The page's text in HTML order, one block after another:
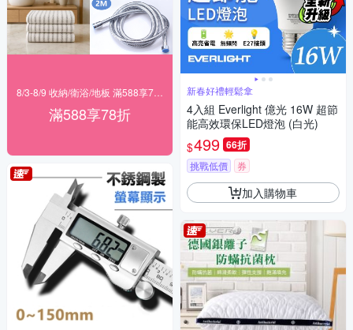
滿588享78折
新春好禮輕鬆拿
4入組 Everlight 億光 16W 超節
能高效環保LED燈泡 (白光)
$499 66折
挑戰低價 券
加入購物車